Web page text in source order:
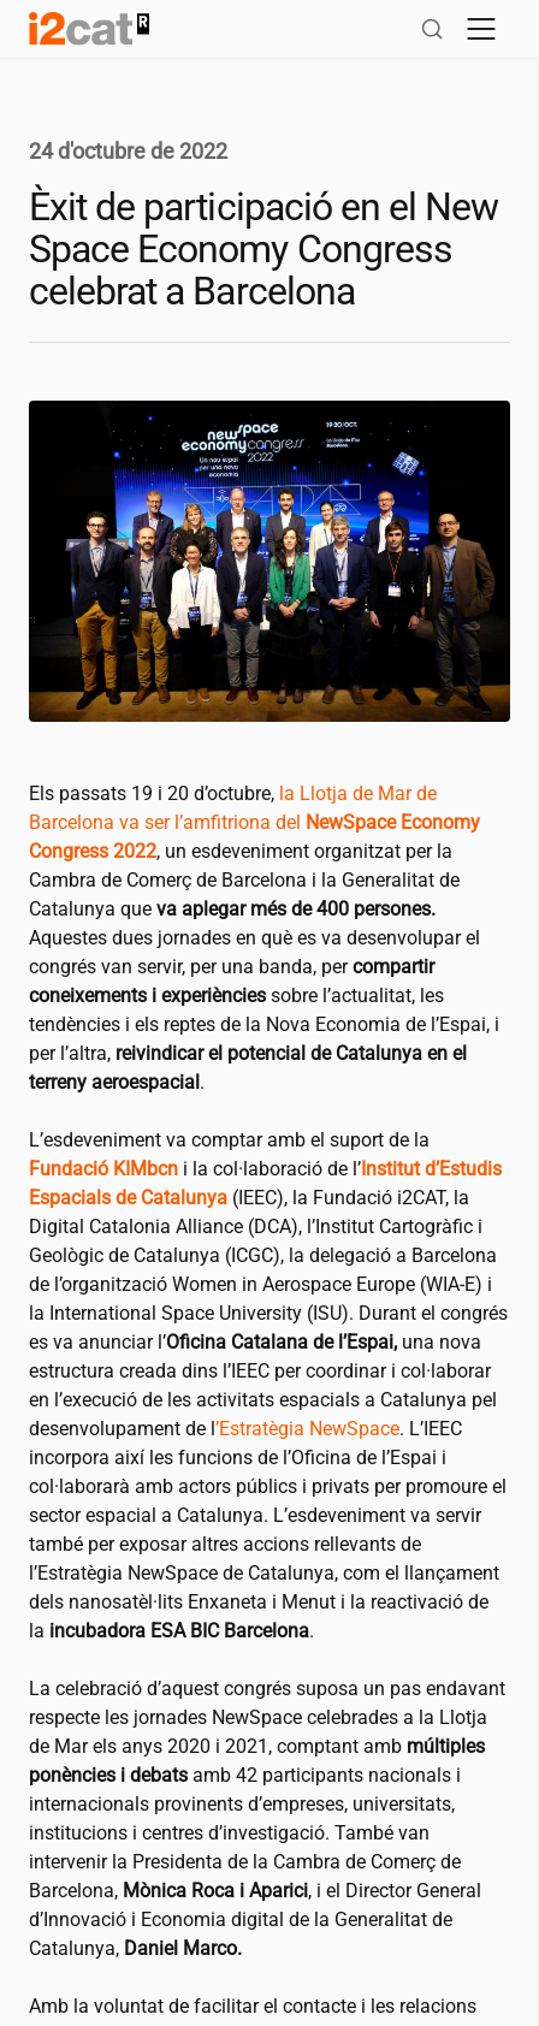
Salta
24 d'octubre de 2022
Èxit de participació en el New
Space Economy Congress
celebrat a Barcelona
Els passats 19 i 20 d’octubre, la Llotja de Mar de
Barcelona va ser l’amfitriona del NewSpace Economy
Congress 2022, un esdeveniment organitzat per la
Cambra de Comerç de Barcelona i la Generalitat de
Catalunya que va aplegar més de 400 persones.
Aquestes dues jornades en què es va desenvolupar el
congrés van servir, per una banda, percompartir
coneixements i experiències sobre l’actualitat, les
tendències i els reptes de la Nova Economia de l’Espai, i
per l’altra, reivindicar el potencial de Catalunya en el
terreny aeroespacial.
L’esdeveniment va comptar amb el suport de la
Fundació KIMbcn i la col·laboració de l’Institut d’Estudis
Espacials de Catalunya (IEEC), la Fundació i2CAT, la
Digital Catalonia Alliance (DCA), l’Institut Cartogràfic i
Geològic de Catalunya (ICGC), la delegació a Barcelona
de l’organització Women in Aerospace Europe (WIA-E) i
la International Space University (ISU). Durant el congrés
es va anunciar l’Oficina Catalana de l’Espai, una nova
estructura creada dins l’IEEC per coordinar i col·laborar
en l’execució de les activitats espacials a Catalunya pel
desenvolupament de l’Estratègia NewSpace. L’IEEC
incorpora així les funcions de l’Oficina de l’Espai i
col·laborarà amb actors públics i privats per promoure el
sector espacial a Catalunya. L’esdeveniment va servir
també per exposar altres accions rellevants de
l’Estratègia NewSpace de Catalunya, com el llançament
dels nanosatèl·lits Enxaneta i Menut i la reactivació de
la incubadora ESA BIC Barcelona.
La celebració d’aquest congrés suposa un pas endavant
respecte les jornades NewSpace celebrades a la Llotja
de Mar els anys 2020 i 2021, comptant amb múltiples
ponències i debats amb 42 participants nacionals i
internacionals provinents d’empreses, universitats,
institucions i centres d’investigació. També van
intervenir la Presidenta de la Cambra de Comerç de
Barcelona, Mònica Roca i Aparici, i el Director General
d’Innovació i Economia digital de la Generalitat de
Catalunya, Daniel Marco.
Amb la voluntat de facilitar el contacte i les relacions